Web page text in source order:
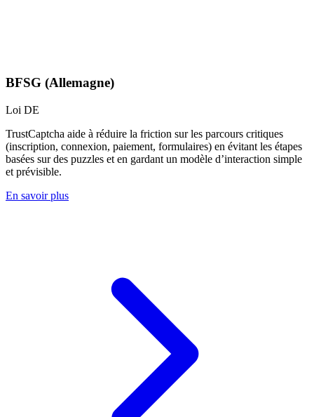
BFSG (Allemagne)
Loi DE
TrustCaptcha aide à réduire la friction sur les parcours critiques
(inscription, connexion, paiement, formulaires) en évitant les étapes
basées sur des puzzles et en gardant un modèle d’interaction simple
et prévisible.
En savoir plus